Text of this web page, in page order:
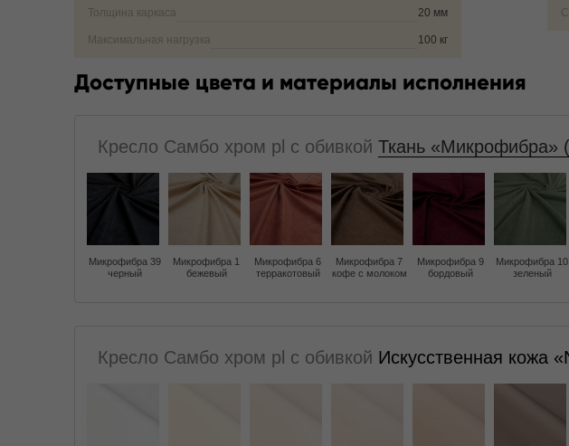
Толщина каркаса 20 мм
Максимальная нагрузка 100 кг
Доступные цвета и материалы исполнения
Кресло Самбо хром pl с обивкой Ткань «Микрофибра»
Микрофибра 39
черный
Микрофибра 1
бежевый
Микрофибра 6
терракотовый
Микрофибра 7
кофе с молоком
Микрофибра 9
бордовый
Микрофибра 10
зеленый
Кресло Самбо хром pl с обивкой Искусственная кожа